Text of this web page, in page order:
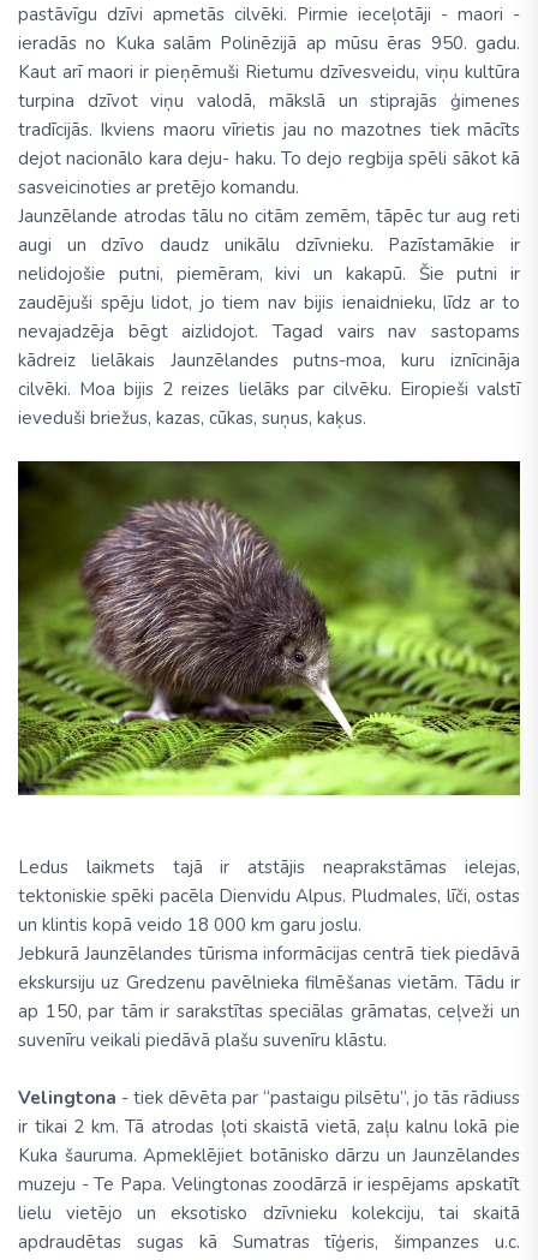
pastāvīgu dzīvi apmetās cilvēki. Pirmie ieceļotāji - maori -
ieradās no Kuka salām Polinēzijā ap mūsu ēras 950. gadu.
Kaut arī maori ir pieņēmuši Rietumu dzīvesveidu, viņu kultūra
turpina dzīvot viņu valodā, mākslā un stiprajās ģimenes
tradīcijās. Ikviens maoru vīrietis jau no mazotnes tiek mācīts
dejot nacionālo kara deju- haku. To dejo regbija spēli sākot kā
sasveicinoties ar pretējo komandu.
Jaunzēlande atrodas tālu no citām zemēm, tāpēc tur aug reti
augi un dzīvo daudz unikālu dzīvnieku. Pazīstamākie ir
nelidojošie putni, piemēram, kivi un kakapū. Šie putni ir
zaudējuši spēju lidot, jo tiem nav bijis ienaidnieku, līdz ar to
nevajadzēja bēgt aizlidojot. Tagad vairs nav sastopams
kādreiz lielākais Jaunzēlandes putns-moa, kuru iznīcināja
cilvēki. Moa bijis 2 reizes lielāks par cilvēku. Eiropieši valstī
ieveduši briežus, kazas, cūkas, suņus, kaķus.
Ledus laikmets tajā ir atstājis neaprakstāmas ielejas,
tektoniskie spēki pacēla Dienvidu Alpus. Pludmales, līči, ostas
un klintis kopā veido 18 000 km garu joslu.
Jebkurā Jaunzēlandes tūrisma informācijas centrā tiek piedāvā
ekskursiju uz Gredzenu pavēlnieka filmēšanas vietām. Tādu ir
ap 150, par tām ir sarakstītas speciālas grāmatas, ceļveži un
suvenīru veikali piedāvā plašu suvenīru klāstu.
Velingtona - tiek dēvēta par “pastaigu pilsētu”, jo tās rādiuss
ir tikai 2 km. Tā atrodas ļoti skaistā vietā, zaļu kalnu lokā pie
Kuka šauruma. Apmeklējiet botānisko dārzu un Jaunzēlandes
muzeju - Te Papa. Velingtonas zoodārzā ir iespējams apskatīt
lielu vietējo un eksotisko dzīvnieku kolekciju, tai skaitā
apdraudētas sugas kā Sumatras tīģeris, šimpanzes u.c.